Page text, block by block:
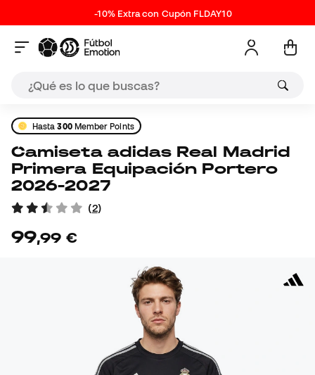
-10% Extra con Cupón FLDAY10
Hasta300Member Points
Camiseta adidas Real Madrid
Primera Equipación Portero
2026-2027
(2)
99,99 €